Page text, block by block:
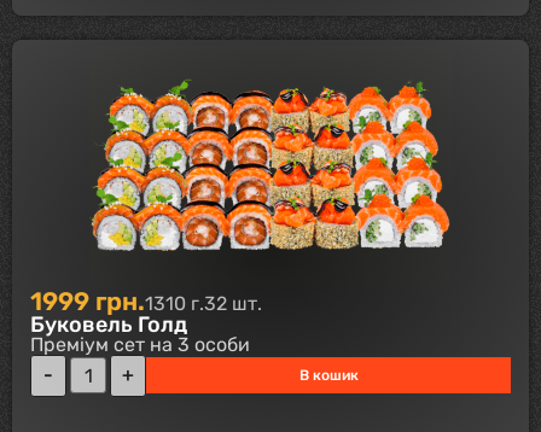
1999 грн.1310 г.32 шт.
Буковель Голд
Преміум сет на 3 особи
В кошик